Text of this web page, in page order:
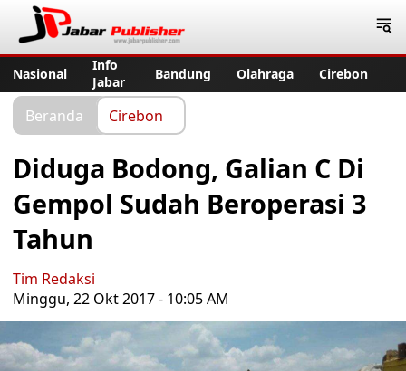
Nasional
Info
Jabar
Bandung Olahraga Cirebon
Beranda Cirebon
Diduga Bodong, Galian C Di
Gempol Sudah Beroperasi 3
Tahun
Tim Redaksi
Minggu, 22 Okt 2017 - 10:05 AM